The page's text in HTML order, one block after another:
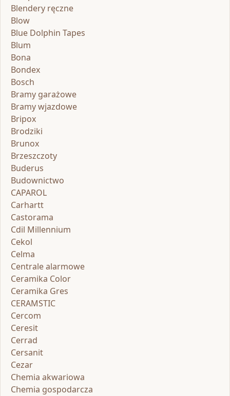
Blendery ręczne
Blow
Blue Dolphin Tapes
Blum
Bona
Bondex
Bosch
Bramy garażowe
Bramy wjazdowe
Bripox
Brodziki
Brunox
Brzeszczoty
Buderus
Budownictwo
CAPAROL
Carhartt
Castorama
Cdil Millennium
Cekol
Celma
Centrale alarmowe
Ceramika Color
Ceramika Gres
CERAMSTIC
Cercom
Ceresit
Cerrad
Cersanit
Cezar
Chemia akwariowa
Chemia gospodarcza